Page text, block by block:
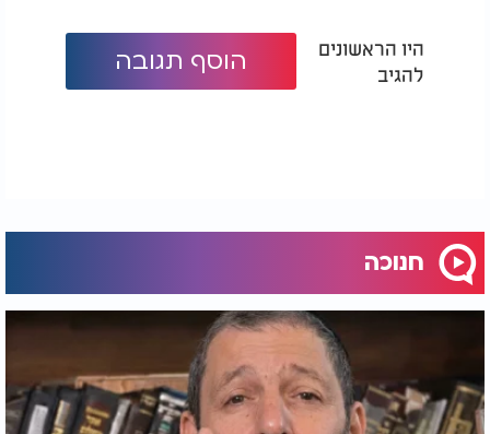
היו הראשונים
להגיב
הוסף תגובה
חנוכה